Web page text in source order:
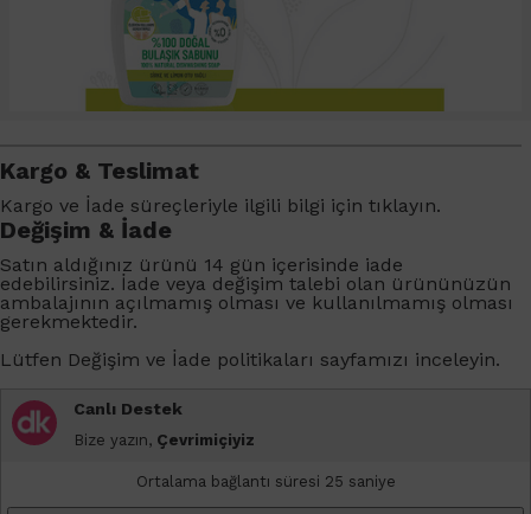
Kargo & Teslimat
Kargo ve İade süreçleriyle ilgili bilgi için tıklayın.
Değişim & İade
Satın aldığınız ürünü 14 gün içerisinde iade
edebilirsiniz. İade veya değişim talebi olan ürününüzün
ambalajının açılmamış olması ve kullanılmamış olması
gerekmektedir.
Lütfen Değişim ve İade politikaları sayfamızı inceleyin.
Canlı Destek
Bize yazın, Çevrimiçiyiz
Ortalama bağlantı süresi 25 saniye